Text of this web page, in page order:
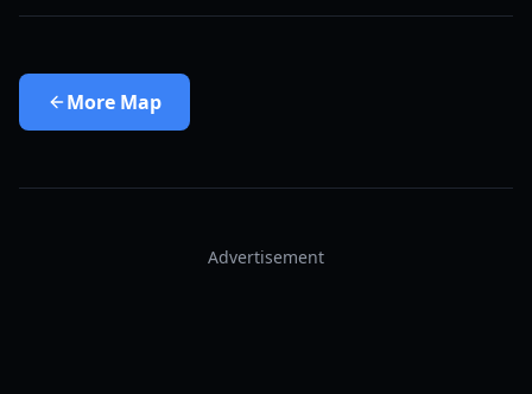
More Map
Advertisement